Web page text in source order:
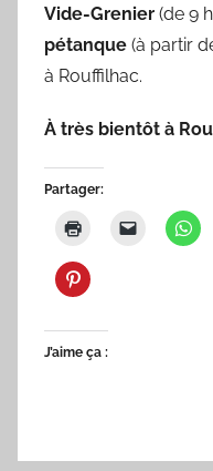
Vide-Grenier (de 9
pétanque (à partir
à Rouffilhac.
À très bientôt à
Partager:
J’aime ça :